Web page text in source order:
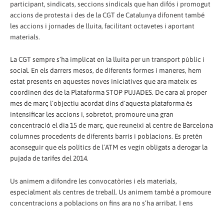
participant, sindicats, seccions sindicals que han difós i promogut
accions de protesta i des de la CGT de Catalunya difonent també
les accions i jornades de lluita, facilitant octavetes i aportant
materials.
La CGT sempre s’ha implicat en la lluita per un transport públic i
social. En els darrers mesos, de diferents formes i maneres, hem
estat presents en aquestes noves iniciatives que ara mateix es
coordinen des de la Plataforma STOP PUJADES. De cara al proper
mes de març l’objectiu acordat dins d’aquesta plataforma és
intensificar les accions i, sobretot, promoure una gran
concentració el dia 15 de març, que reuneixi al centre de Barcelona
columnes procedents de diferents barris i poblacions. Es pretén
aconseguir que els polítics de l’ATM es vegin obligats a derogar la
pujada de tarifes del 2014.
Us animem a difondre les convocatòries i els materials,
especialment als centres de treball. Us animem també a promoure
concentracions a poblacions on fins ara no s’ha arribat. I ens